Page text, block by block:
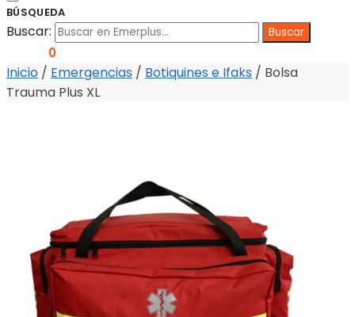
BÚSQUEDA
Buscar:
0
Inicio / Emergencias / Botiquines e Ifaks / Bolsa
Trauma Plus XL